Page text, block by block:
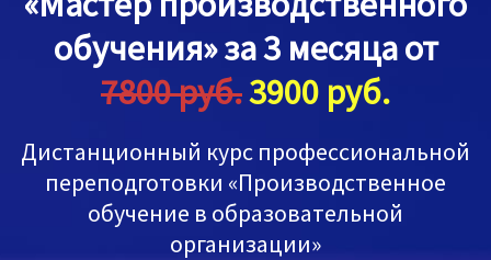
обучения» за 3 месяца от
7800 руб.3900 руб.
Дистанционный курс профессиональной
переподготовки «Производственное
обучение в образовательной
организации»